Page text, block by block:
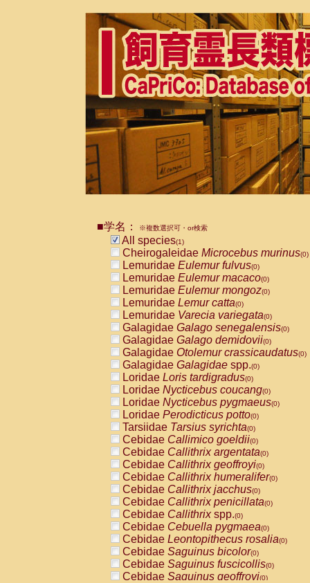
■学名： ※複数選択可・or検索
All species(1)
Cheirogaleidae Microcebus murinus(0)
Lemuridae Eulemur fulvus(0)
Lemuridae Eulemur macaco(0)
Lemuridae Eulemur mongoz(0)
Lemuridae Lemur catta(0)
Lemuridae Varecia variegata(0)
Galagidae Galago senegalensis(0)
Galagidae Galago demidovii(0)
Galagidae Otolemur crassicaudatus(0)
Galagidae Galagidae spp.(0)
Loridae Loris tardigradus(0)
Loridae Nycticebus coucang(0)
Loridae Nycticebus pygmaeus(0)
Loridae Perodicticus potto(0)
Tarsiidae Tarsius syrichta(0)
Cebidae Callimico goeldii(0)
Cebidae Callithrix argentata(0)
Cebidae Callithrix geoffroyi(0)
Cebidae Callithrix humeralifer(0)
Cebidae Callithrix jacchus(0)
Cebidae Callithrix penicillata(0)
Cebidae Callithrixspp.(0)
Cebidae Cebuella pygmaea(0)
Cebidae Leontopithecus rosalia(0)
Cebidae Saguinus bicolor(0)
Cebidae Saguinus fuscicollis(0)
Cebidae Saguinus geoffroyi(0)